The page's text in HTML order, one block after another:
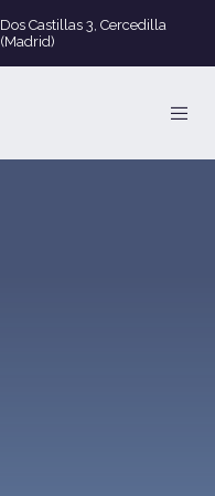
Dos Castillas 3, Cercedilla
(Madrid)